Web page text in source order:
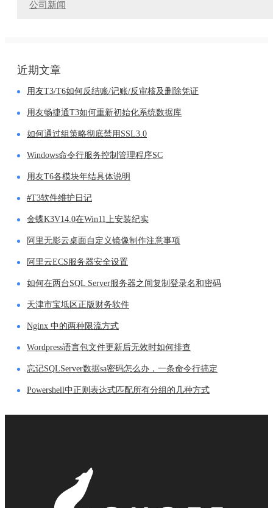
公司新闻
近期文章
用友T3/T6如何反结账/记账/反审核及删除凭证
用友畅捷通T3如何重新初始化系统数据库
如何通过组策略彻底禁用SSL3.0
Windows命令行服务控制管理程序SC
用友T6各模块年结具体说明
#T3软件维护日记
金蝶K3V14.0在Win11上安装纪实
阿里无影云桌面自定义镜像制作注意事项
阿里云ECS服务器安全设置
如何在两台SQL Server服务器之间复制登录名和密码
天津市宝坻区正版财务软件
Nginx 中的两种限流方式
Wordpress语言包文件更新后无效时如何排查
忘记SQLServer数据sa密码怎么办，一条命令行搞定
Powershell中正则表达式匹配所有分组的几种方式